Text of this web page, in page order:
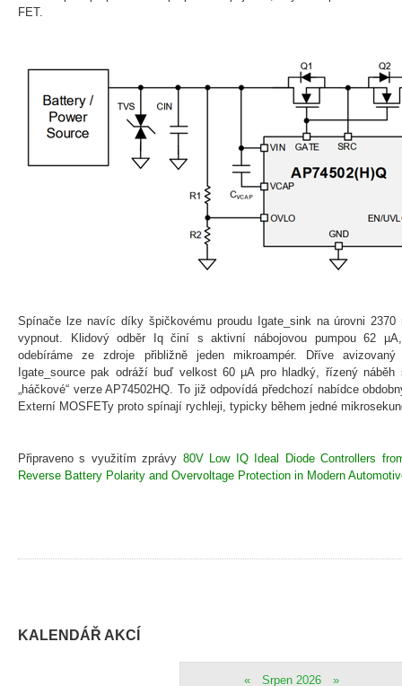
FET.
Spínače lze navíc díky špičkovému proudu Igate_sink na úrovni
vypnout. Klidový odběr Iq činí s aktivní nábojovou pumpou 62
odebíráme ze zdroje přibližně jeden mikroampér. Dříve
Igate_source pak odráží buď velkost 60 µA pro hladký, řízený
„háčkové“ verze AP74502HQ. To již odpovídá předchozí nabídce
Externí MOSFETy proto spínají rychleji, typicky během jedné
Připraveno s využitím zprávy 80V Low IQ Ideal Diode Controllers
Reverse Battery Polarity and Overvoltage Protection in Modern
KALENDÁŘ AKCÍ
« Srpen 2026 »